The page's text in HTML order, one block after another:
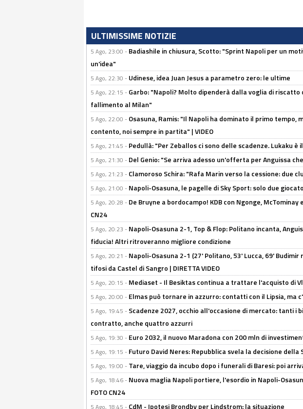
ULTIMISSIME NOTIZIE
5 Ago, 23:00 - Badiashile in chiusura, Scotto: "Sprint Napoli per un
un'idea"
5 Ago, 22:30 - Udinese, idea Juan Jesus a parametro zero: le ultime
5 Ago, 22:15 - Garbo: "Napoli? Molto dipenderà dalla voglia di riscatto
fallimento al Milan"
5 Ago, 22:00 - Osasuna, Ramis: "Il Napoli ha dominato il primo tempo,
contento, noi sempre in partita" | VIDEO
5 Ago, 21:45 - Pedullà: "Per Zeballos ci sono delle scadenze. Lukaku è
5 Ago, 21:30 - Del Genio: "Se arriva adesso un'offerta per Anguissa
5 Ago, 21:23 - Clamoroso Schira: "Rafa Marin verso la cessione: due
5 Ago, 21:00 - Napoli-Osasuna, le pagelle di Sky Sport: solo due
5 Ago, 20:28 - De Bruyne a bordocampo! KDB con Ngonge,
CN24
5 Ago, 20:23 - Napoli-Osasuna 2-1, Top & Flop: Politano incanta,
fiducia! Altri ritroveranno migliore condizione
5 Ago, 20:21 - Napoli-Osasuna 2-1 (27' Politano, 53' Lucca, 69'
tifosi da Castel di Sangro | DIRETTA VIDEO
5 Ago, 20:15 - Mediaset - Il Besiktas continua a trattare l'acquisto di
5 Ago, 20:00 - Elmas può tornare in azzurro: contatti con il Lipsia, ma
5 Ago, 19:45 - Scadenze 2027, occhio all'occasione di mercato: tanti i
contratto, anche quattro azzurri
5 Ago, 19:30 - Euro 2032, il nuovo Maradona con 200 mln di
5 Ago, 19:15 - Futuro David Neres: Repubblica svela la decisione della
5 Ago, 19:00 - Tare, viaggio da incubo dopo i funerali di Baresi: poi
5 Ago, 18:46 - Nuova maglia Napoli portiere, l'esordio in Napoli-
FOTO CN24
5 Ago, 18:45 - CdM - Ipotesi Brondby per Lindstrom: la situazione